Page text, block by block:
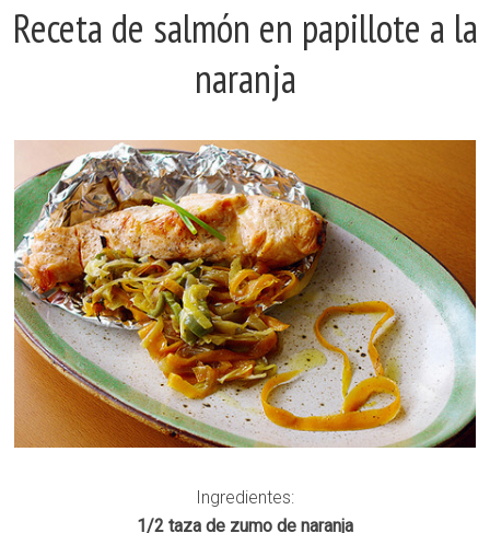
Receta de salmón en papillote a la
naranja
Ingredientes:
1/2 taza de zumo de naranja